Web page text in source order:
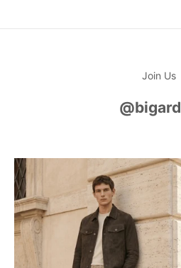
Join Us